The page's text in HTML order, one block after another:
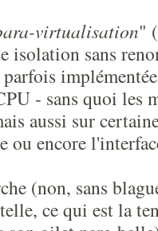
virtualisation"
isolation sans
- sans quoi les
aussi sur
ou encore
(non, sans
ce qui est la